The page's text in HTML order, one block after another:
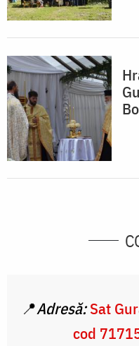
📍Adresă: Sat
cod